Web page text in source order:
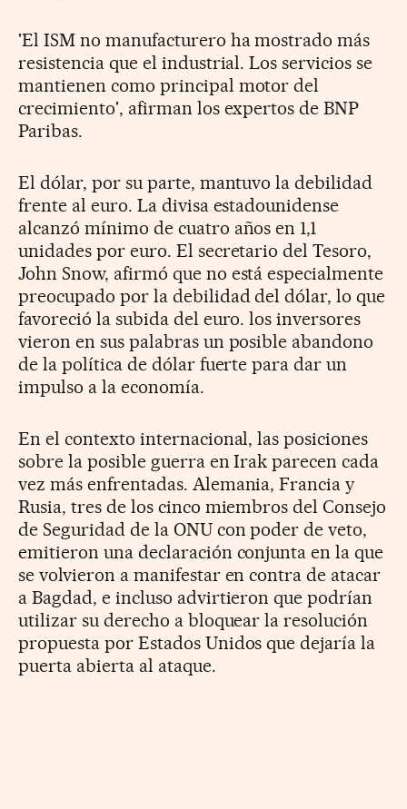
'El ISM no manufacturero ha mostrado más
resistencia que el industrial. Los servicios se
mantienen como principal motor del
crecimiento', afirman los expertos de BNP
Paribas.
El dólar, por su parte, mantuvo la debilidad
frente al euro. La divisa estadounidense
alcanzó mínimo de cuatro años en 1,1
unidades por euro. El secretario del Tesoro,
John Snow, afirmó que no está especialmente
preocupado por la debilidad del dólar, lo que
favoreció la subida del euro. los inversores
vieron en sus palabras un posible abandono
de la política de dólar fuerte para dar un
impulso a la economía.
En el contexto internacional, las posiciones
sobre la posible guerra en Irak parecen cada
vez más enfrentadas. Alemania, Francia y
Rusia, tres de los cinco miembros del Consejo
de Seguridad de la ONU con poder de veto,
emitieron una declaración conjunta en la que
se volvieron a manifestar en contra de atacar
a Bagdad, e incluso advirtieron que podrían
utilizar su derecho a bloquear la resolución
propuesta por Estados Unidos que dejaría la
puerta abierta al ataque.